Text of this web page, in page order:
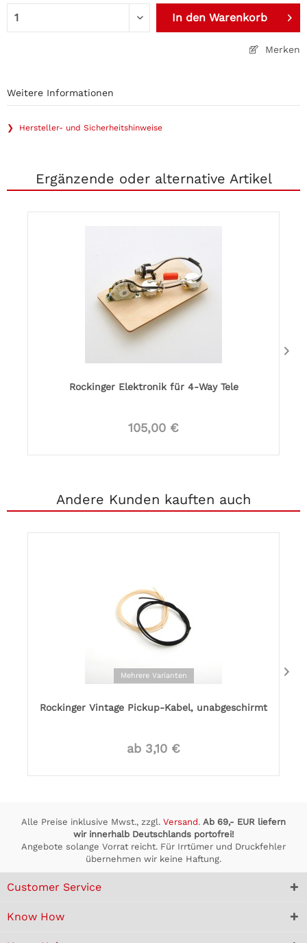
In den Warenkorb
Merken
Weitere Informationen
❯ Hersteller- und Sicherheitshinweise
Ergänzende oder alternative Artikel
Rockinger Elektronik für 4-Way Tele
105,00 €
Andere Kunden kauften auch
Mehrere Varianten
Rockinger Vintage Pickup-Kabel, unabgeschirmt
ab 3,10 €
Alle Preise inklusive Mwst., zzgl. Versand. Ab 69,- EUR liefern
wir innerhalb Deutschlands portofrei!
Angebote solange Vorrat reicht. Für Irrtümer und Druckfehler
übernehmen wir keine Haftung.
Customer Service
Know How